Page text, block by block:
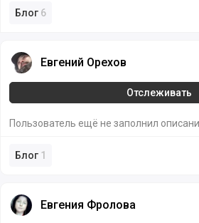
Блог 6
Евгений Орехов
Евгений Орехов
Отслеживать
Пользователь ещё не заполнил
Блог 1
Евгения Фролова
Евгения Фролова